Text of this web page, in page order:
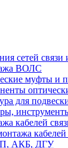
сетей связи
ВОЛС
муфты и
для
кабелей
АКБ, ДГУ